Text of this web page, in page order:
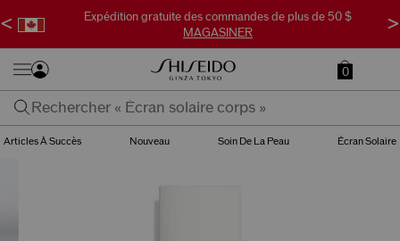
Expédition gratuite des commandes de plus de 50 $
MAGASINER
< >
0
Articles À Succès Nouveau Soin De La Peau Écran Solaire